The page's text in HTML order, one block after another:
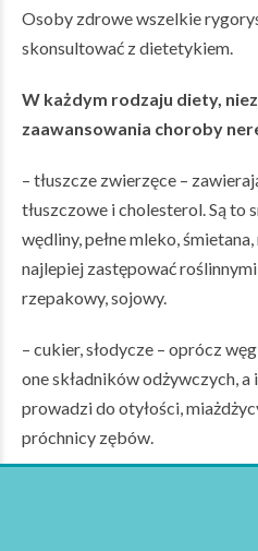
Osoby zdrowe wszelkie
skonsultować z dietetykiem.
W każdym rodzaju diety,
zaawansowania choroby
– tłuszcze zwierzęce –
tłuszczowe i cholesterol. Są to
wędliny, pełne mleko,
najlepiej zastępować
rzepakowy, sojowy.
– cukier, słodycze – oprócz
one składników odżywczych, a
prowadzi do otyłości,
próchnicy zębów.